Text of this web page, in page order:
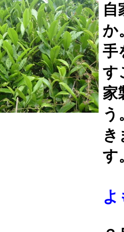
自
か
手
す
家
う
き
す